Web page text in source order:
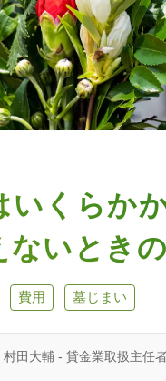
いくらか
ないとき
費用 墓じまい
村田大輔 - 貸金業取扱主任